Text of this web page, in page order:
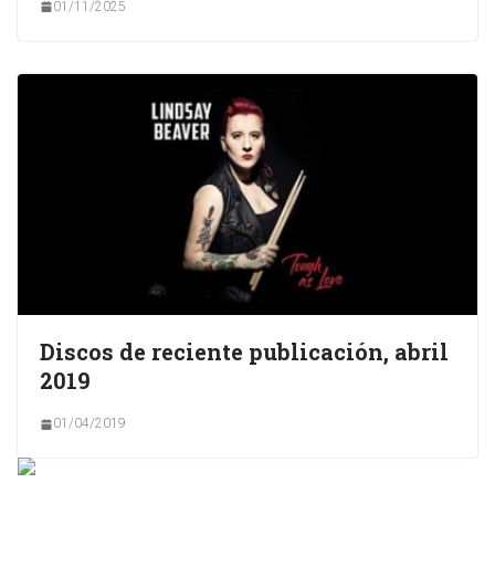
01/11/2025
Discos de reciente publicación, abril
2019
01/04/2019